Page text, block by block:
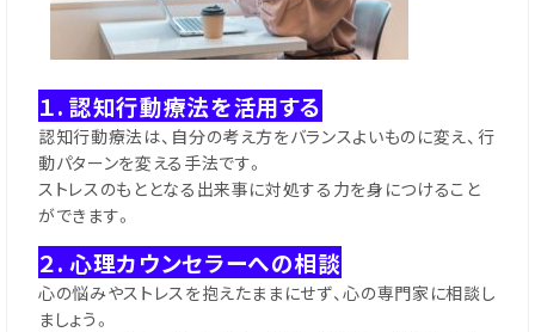
１. 認知行動療法を活用する
認知行動療法は、自分の考え方をバランスよいものに変え、行
動パターンを変える手法です。
ストレスのもととなる出来事に対処する力を身につけること
ができます。
２. 心理カウンセラーへの相談
心の悩みやストレスを抱えたままにせず、心の専門家に相談し
ましょう。